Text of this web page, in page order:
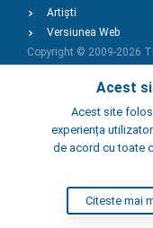
Acest
Acest site
experiența
de acord cu toate
Citeste mai
Artiști
Versiunea Web
Copyright © 2009-2026